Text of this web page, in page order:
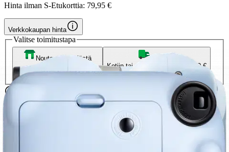
Hinta ilman S-Etukorttia: 79,95 €
Verkkokaupan hinta
Valitse toimitustapa
Nouto myymälästä
Siirry valitsemaan myymälä
Kotiin tai noutopisteeseen
Alk. 0 €
Ilmainen toimitus yli 100 €:n tilauksille
Postin pakettiautomaattiin tai